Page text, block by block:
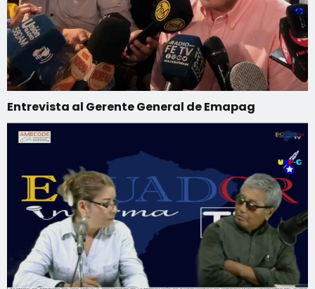
Entrevista al Gerente General de Emapag